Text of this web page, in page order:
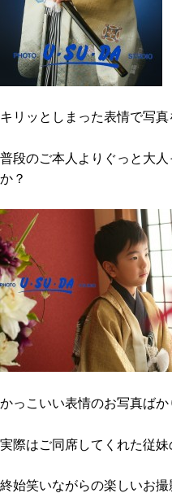
キリッとしまった表情で写
普段のご本人よりぐっと大
か？
かっこいい表情のお写真ば
実際はご同席してくれた従妹
終始笑いながらの楽しいお撮